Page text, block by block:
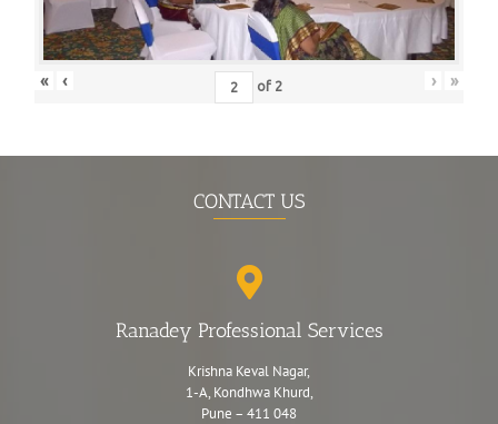
« ‹ of 2 › »
CONTACT US
Ranadey Professional Services
Krishna Keval Nagar,
1-A, Kondhwa Khurd,
Pune – 411 048